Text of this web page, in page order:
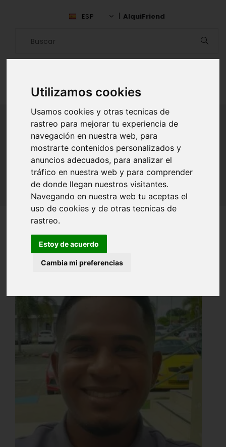
Utilizamos cookies
Usamos cookies y otras tecnicas de
rastreo para mejorar tu experiencia de
navegación en nuestra web, para
mostrarte contenidos personalizados y
anuncios adecuados, para analizar el
tráfico en nuestra web y para comprender
de donde llegan nuestros visitantes.
Navegando en nuestra web tu aceptas el
uso de cookies y de otras tecnicas de
rastreo.
Estoy de acuerdo
Cambia mi preferencias
ESP AlquiFriend
ALQUILAR AMIGO
Inicio Amigos Panamá Oeste Israel Grant